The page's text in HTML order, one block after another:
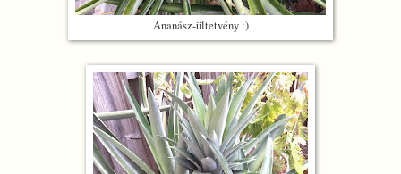
Ananász-ültetvény :)